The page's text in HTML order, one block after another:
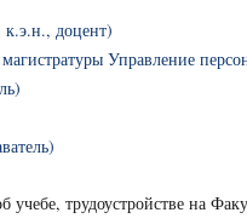
к.э.н., доцент)
Управление
трудоустройстве на